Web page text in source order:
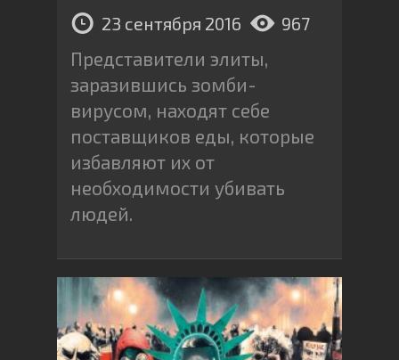
23 сентября 2016 967
Представители элиты,
заразившись зомби-
вирусом, находят себе
поставщиков еды, которые
избавляют их от
необходимости убивать
людей.